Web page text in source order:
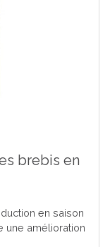
brebis en
en saison
une amélioration